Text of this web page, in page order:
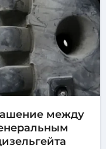
между